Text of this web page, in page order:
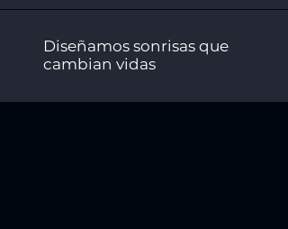
Diseñamos sonrisas que
cambian vidas